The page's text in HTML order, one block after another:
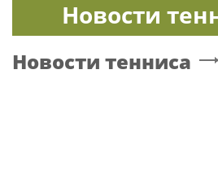
Три года на Бали, книга
мечты о семье: как
Дарья Субботина